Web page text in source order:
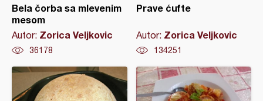
Bela čorba sa mlevenim
mesom
Autor: Zorica Veljkovic
36178
Prave ćufte
Autor: Zorica Veljkovic
134251